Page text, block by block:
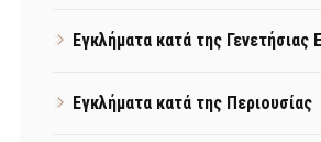
Εγκλήματα κατά της Γενετήσιας
Εγκλήματα κατά της Περιουσίας